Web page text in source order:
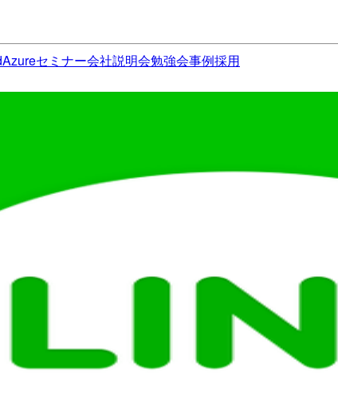
Azureセミナー会社説明会勉強会事例採用